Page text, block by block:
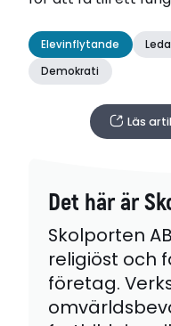
Elevinflytande
Demokrati
Läs
Det här är
Skolporten
religiöst och
företag.